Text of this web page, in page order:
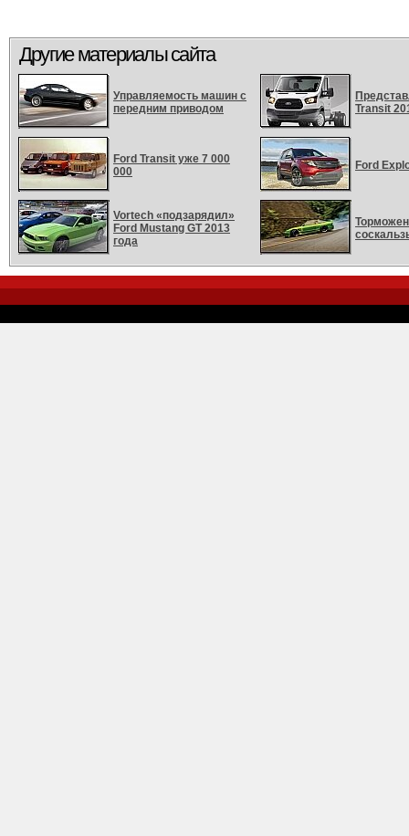
Другие материалы сайта
Управляемость машин с
передним приводом
Ford Transit уже 7 000
000
Vortech «подзарядил»
Ford Mustang GT 2013
года
Transit
Ford